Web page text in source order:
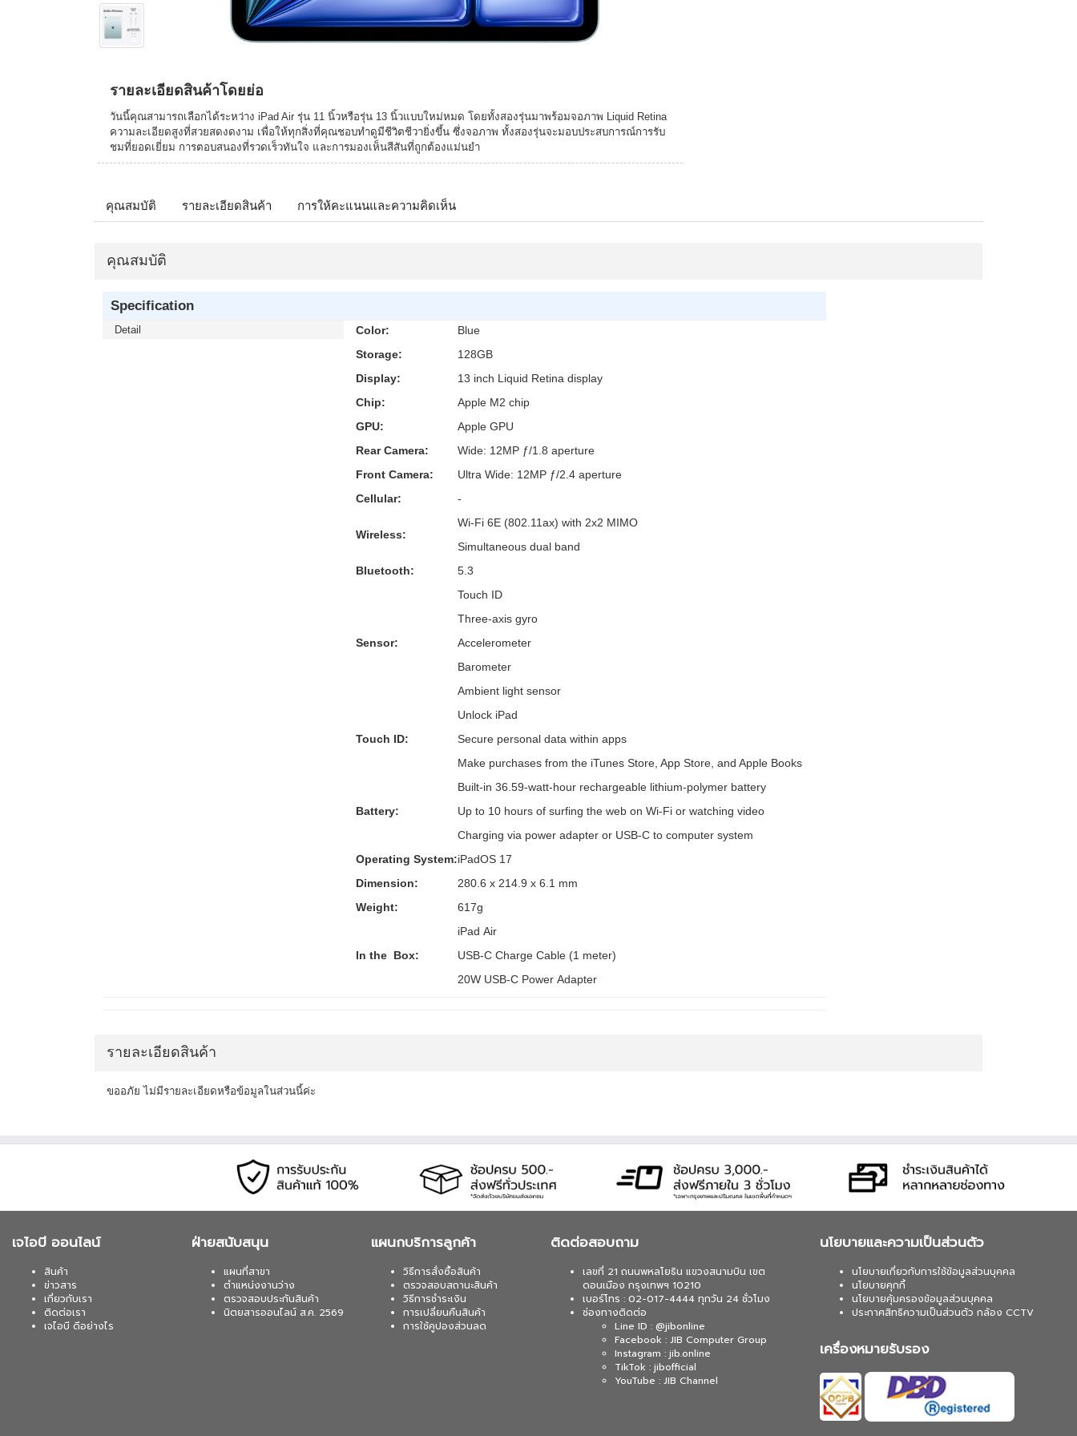
รายละเอียดสินค้าโดยย่อ
วันนี้คุณสามารถเลือกได้ระหว่าง iPad Air รุ่น 11 นิ้วหรือรุ่น 13 นิ้วแบบใหม่หมด โดยทั้งสองรุ่นมาพร้อมจอภาพ Liquid Retina
ความละเอียดสูงที่สวยสดงดงาม เพื่อให้ทุกสิ่งที่คุณชอบทำดูมีชีวิตชีวายิ่งขึ้น ซึ่งจอภาพ ทั้งสองรุ่นจะมอบประสบการณ์การรับ
ชมที่ยอดเยี่ยม การตอบสนองที่รวดเร็วทันใจ และการมองเห็นสีสันที่ถูกต้องแม่นยำ
คุณสมบัติ รายละเอียดสินค้า การให้คะแนนและความคิดเห็น
คุณสมบัติ
Specification
Detail Color:
Blue
Storage:
128GB
Display:
13 inch Liquid Retina display
Chip:
Apple M2 chip
GPU:
Apple GPU
Rear Camera:
Wide: 12MP ƒ/1.8 aperture
Front Camera:
Ultra Wide: 12MP ƒ/2.4 aperture
Cellular:
-
Wireless:
Wi‑Fi 6E (802.11ax) with 2x2 MIMO
Simultaneous dual band
Bluetooth:
5.3
Sensor:
Touch ID
Three‐axis gyro
Accelerometer
Barometer
Ambient light sensor
Touch ID:
Unlock iPad
Secure personal data within apps
Make purchases from the iTunes Store, App Store, and Apple Books
Battery:
Built‐in 36.59‐watt‐hour rechargeable lithium‑polymer battery
Up to 10 hours of surfing the web on Wi‐Fi or watching video
Charging via power adapter or USB‑C to computer system
Operating System:iPadOS 17
Dimension:
280.6 x 214.9 x 6.1 mm
Weight:
617g
In the Box:
iPad Air
USB‑C Charge Cable (1 meter)
20W USB‑C Power Adapter
รายละเอียดสินค้า
ขออภัย ไม่มีรายละเอียดหรือข้อมูลในส่วนนี้ค่ะ
เจไอบี ออนไลน์
สินค้า
ข่าวสาร
เกี่ยวกับเรา
ติดต่อเรา
เจไอบี ดีอย่างไร
ฝ่ายสนับสนุน
แผนที่สาขา
ตำแหน่งงานว่าง
ตรวจสอบประกันสินค้า
นิตยสารออนไลน์ ส.ค. 2569
แผนกบริการลูกค้า
วิธีการสั่งซื้อสินค้า
ตรวจสอบสถานะสินค้า
วิธีการชำระเงิน
การเปลี่ยนคืนสินค้า
การใช้คูปองส่วนลด
ติดต่อสอบถาม
เลขที่ 21 ถนนพหลโยธิน แขวงสนามบิน เขต
ดอนเมือง กรุงเทพฯ 10210
เบอร์โทร : 02-017-4444 ทุกวัน 24 ชั่วโมง
ช่องทางติดต่อ
Line ID : @jibonline
Facebook : JIB Computer Group
Instagram : jib.online
TikTok : jibofficial
YouTube : JIB Channel
นโยบายและความเป็นส่วนตัว
นโยบายเกี่ยวกับการใช้ข้อมูลส่วนบุคคล
นโยบายคุกกี้
นโยบายคุ้มครองข้อมูลส่วนบุคคล
ประกาศสิทธิความเป็นส่วนตัว กล้อง CCTV
เครื่องหมายรับรอง